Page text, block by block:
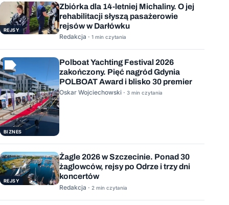
REJSY
Zbiórka dla 14-letniej Michaliny. O jej
rehabilitacji słyszą pasażerowie
rejsów w Darłówku
Redakcja · 1 min czytania
BIZNES
Polboat Yachting Festival 2026
zakończony. Pięć nagród Gdynia
POLBOAT Award i blisko 30 premier
Oskar Wojciechowski · 3 min czytania
REJSY
Żagle 2026 w Szczecinie. Ponad 30
żaglowców, rejsy po Odrze i trzy dni
koncertów
Redakcja · 2 min czytania